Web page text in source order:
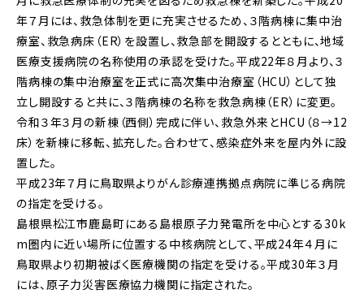
年７月には、救急体制を更に充実させるため、３階病棟に集中治
療室、救急病床（ER）を設置し、救急部を開設するとともに、地域
医療支援病院の名称使用の承認を受けた。平成22年８月より、３
階病棟の集中治療室を正式に高次集中治療室（HCU）として独
立し開設すると共に、３階病棟の名称を救急病棟（ER）に変更。
令和３年３月の新棟（西側）完成に伴い、救急外来とHCU（８→12
床）を新棟に移転、拡充した。合わせて、感染症外来を屋内外に設
置した。
平成23年７月に鳥取県よりがん診療連携拠点病院に準じる病院
の指定を受ける。
島根県松江市鹿島町にある島根原子力発電所を中心とする30k
m圏内に近い場所に位置する中核病院として、平成24年４月に
鳥取県より初期被ばく医療機関の指定を受ける。平成30年３月
には、原子力災害医療協力機関に指定された。